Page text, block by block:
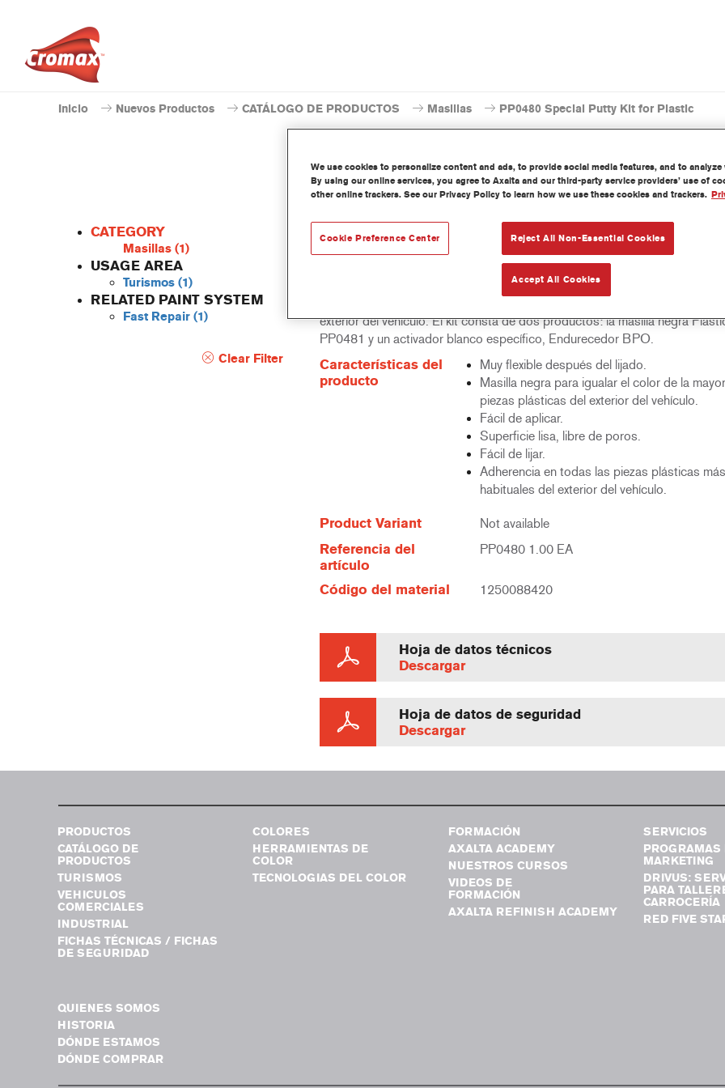
Inicio Nuevos Productos CATÁLOGO DE PRODUCTOS Masillas PP0480 Special Putty Kit for Plastic
CATEGORY
Masillas (1)
USAGE AREA
Turismos (1)
RELATED PAINT SYSTEM
Fast Repair (1)
Clear Filter
PP0480 Special
Special Putty Kit for Plastic PP0480 se usa para eliminar pequeños daños
exterior del vehículo. El kit consta de dos productos: la masilla negra
PP0481 y un activador blanco específico, Endurecedor BPO.
Características del
producto
Muy flexible después del lijado.
Masilla negra para igualar el color de la
piezas plásticas del exterior del vehículo.
Fácil de aplicar.
Superficie lisa, libre de poros.
Fácil de lijar.
Adherencia en todas las piezas plásticas más
habituales del exterior del vehículo.
Product Variant Not available
Referencia del
artículo
PP0480 1.00 EA
Código del material 1250088420
Hoja de datos técnicos
Descargar
Hoja de datos de seguridad
Descargar
PRODUCTOS
CATÁLOGO DE
PRODUCTOS
TURISMOS
VEHICULOS
COMERCIALES
INDUSTRIAL
FICHAS TÉCNICAS / FICHAS
DE SEGURIDAD
COLORES
HERRAMIENTAS DE
COLOR
TECNOLOGIAS DEL COLOR
FORMACIÓN
AXALTA ACADEMY
NUESTROS CURSOS
VIDEOS DE
FORMACIÓN
AXALTA REFINISH ACADEMY
SERVICIOS
PROGRAMAS
MARKETING
DRIVUS:
PARA
CARROCERÍA
RED FIVE
QUIENES SOMOS
HISTORIA
DÓNDE ESTAMOS
DÓNDE COMPRAR
We use cookies to personalize content and ads, to provide social media features, and to
By using our online services, you agree to Axalta and our third-party service providers’ use of
other online trackers. See our Privacy Policy to learn how we use these cookies and trackers.
Reject All Non-Essential Cookies
Accept All Cookies
Cookie Preference Center